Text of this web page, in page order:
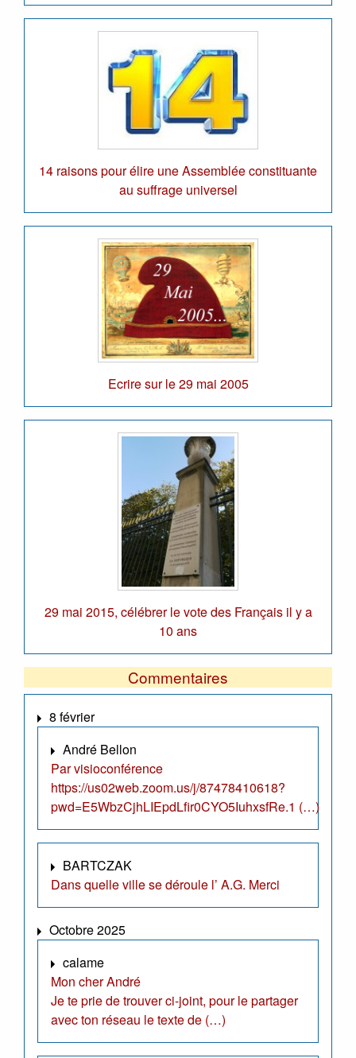
14 raisons pour élire une Assemblée constituante
au suffrage universel
Ecrire sur le 29 mai 2005
29 mai 2015, célébrer le vote des Français il y a
10 ans
Commentaires
8 février
André Bellon
Par visioconférence
https://us02web.zoom.us/j/87478410618?
pwd=E5WbzCjhLIEpdLfir0CYO5IuhxsfRe.1 (…)
BARTCZAK
Dans quelle ville se déroule l’ A.G. Merci
Octobre 2025
calame
Mon cher André
Je te prie de trouver ci-joint, pour le partager
avec ton réseau le texte de (…)